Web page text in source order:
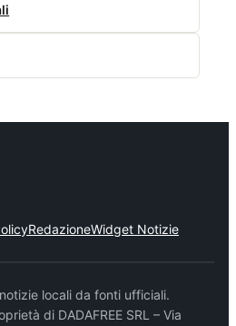
RedazioneWidget Notizie
locali da fonti ufficiali.
di DADAFREE SRL – Via